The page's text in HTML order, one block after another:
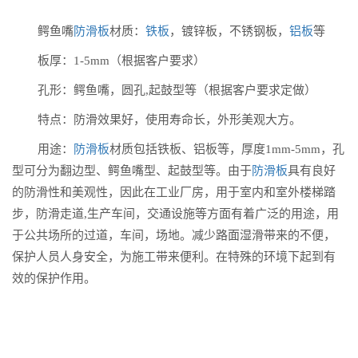
鳄鱼嘴防滑板材质： 铁板，镀锌板，不锈钢板， 铝板等
板厚： 1-5mm（根据客户要求）
孔形：鳄鱼嘴，圆孔,起鼓型等（根据客户要求定做）
特点：防滑效果好，使用寿命长，外形美观大方。
用途： 防滑板材质包括铁板、铝板等，厚度1mm-5mm，孔
型可分为翻边型、鳄鱼嘴型、起鼓型等。由于防滑板具有良好
的防滑性和美观性，因此在工业厂房，用于室内和室外楼梯踏
步，防滑走道,生产车间，交通设施等方面有着广泛的用途，用
于公共场所的过道，车间，场地。减少路面湿滑带来的不便，
保护人员人身安全，为施工带来便利。在特殊的环境下起到有
效的保护作用。